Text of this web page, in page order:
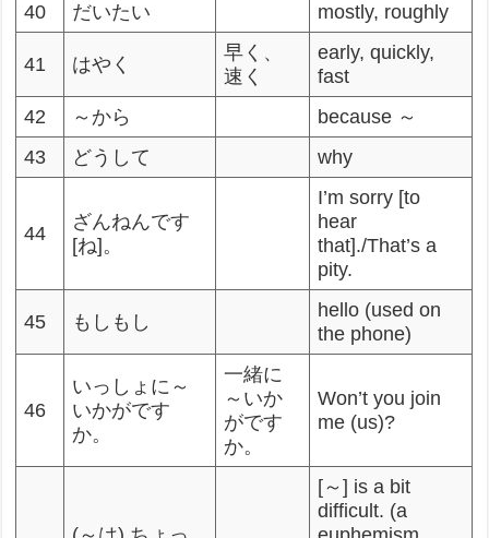
40
だいたい mostly, roughly
41 はやく
早く、
速く
early, quickly,
fast
42
～から
because ～
43
どうして why
44
ざんねんです
[ね]。
I’m sorry [to
hear
that]./That’s a
pity.
45 もしもし
hello (used on
the phone)
46
いっしょに～
いかがです
か。
一緒に
～いか
がです
か。
Won’t you join
me (us)?
[～] is a bit
difficult. (a